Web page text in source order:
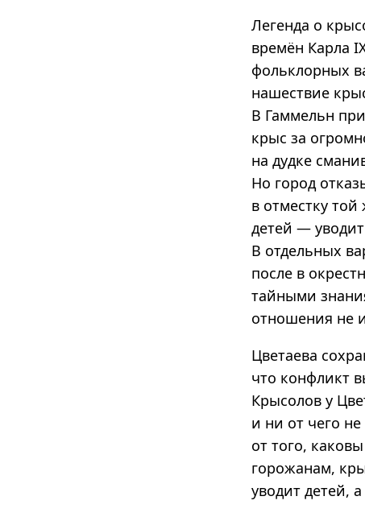
Легенда о
времён Карла
фольклорных
нашествие
В Гаммельн
крыс за
на дудке
Но город
в отместку
детей — уводит
В отдельных
после в
тайными
отношения не
Цветаева
что конфликт
Крысолов у
и ни от чего
от того,
горожанам,
уводит детей,